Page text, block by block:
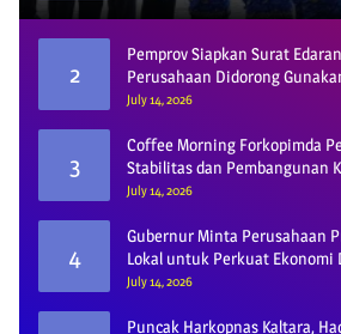
2
Pemprov Siapkan Surat
Perusahaan Didorong
Pelat KU
July 14, 2026
3
Coffee Morning Forkopimda
Stabilitas dan Pembangunan
July 14, 2026
4
Gubernur Minta Perusahaan
Lokal untuk Perkuat Ekonomi
July 14, 2026
Puncak Harkopnas Kaltara,